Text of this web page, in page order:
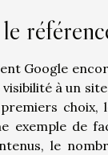
Google
à un
choix,
exemple de
le